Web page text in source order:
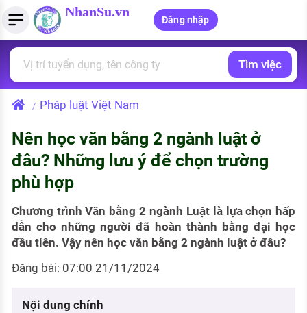
NhanSu.vn
Đăng nhập
Tìm việc làm
Việc làm ngành luật
Việc làm lương cao
Việc làm tốt nhất
CÔNG TY
Danh sách nhà tuyển dụng
Nhà tuyển dụng hàng đầu
Quản lý CV
Tải CV lên
Tạo CV trực tuyến
MẪU CV THEO STYLE
Mẫu CV đơn giản
Mẫu CV hiện đại
Tính lương Gross - Net
Tính thuế thu nhập cá nhân
Tính trợ cấp thất nghiệp
PHÁP LUẬT VIỆT NAM
Văn bản pháp luật
PHÁP LUẬT LAO ĐỘNG
Lao động và tiền lương
Thuế thu nhập
Hồ sơ biểu mẫu
Tìm việc
/ Pháp luật Việt Nam
Nên học văn bằng 2 ngành luật ở
đâu? Những lưu ý để chọn trường
phù hợp
Chương trình Văn bằng 2 ngành Luật là lựa chọn hấp
dẫn cho những người đã hoàn thành bằng đại học
đầu tiên. Vậy nên học văn bằng 2 ngành luật ở đâu?
Đăng bài: 07:00 21/11/2024
Nội dung chính